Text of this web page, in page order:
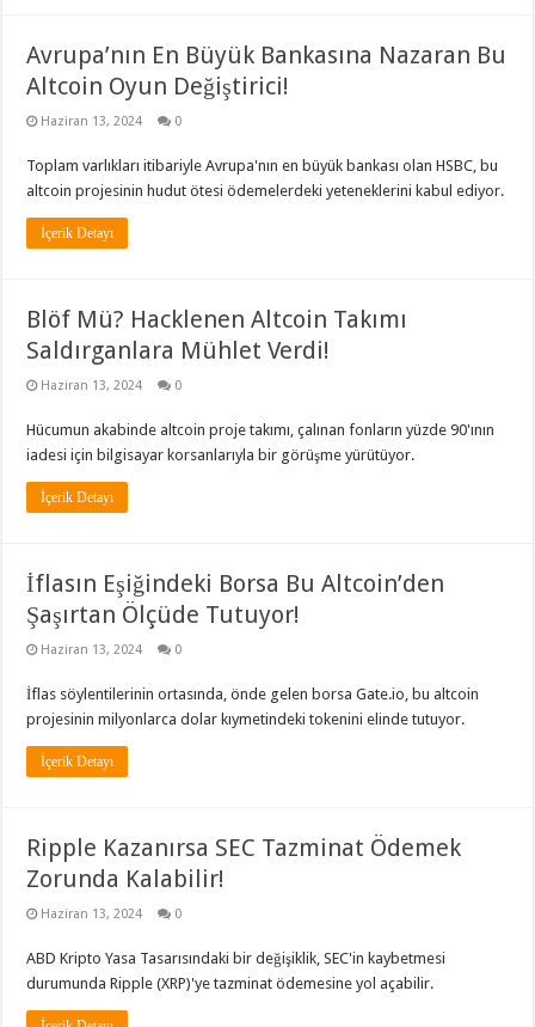
Avrupa’nın En Büyük Bankasına Nazaran Bu
Altcoin Oyun Değiştirici!
Haziran 13, 2024 0
Toplam varlıkları itibariyle Avrupa'nın en büyük bankası olan HSBC, bu
altcoin projesinin hudut ötesi ödemelerdeki yeteneklerini kabul ediyor.
İçerik Detayı
Blöf Mü? Hacklenen Altcoin Takımı
Saldırganlara Mühlet Verdi!
Haziran 13, 2024 0
Hücumun akabinde altcoin proje takımı, çalınan fonların yüzde 90'ının
iadesi için bilgisayar korsanlarıyla bir görüşme yürütüyor.
İçerik Detayı
İflasın Eşiğindeki Borsa Bu Altcoin’den
Şaşırtan Ölçüde Tutuyor!
Haziran 13, 2024 0
İflas söylentilerinin ortasında, önde gelen borsa Gate.io, bu altcoin
projesinin milyonlarca dolar kıymetindeki tokenini elinde tutuyor.
İçerik Detayı
Ripple Kazanırsa SEC Tazminat Ödemek
Zorunda Kalabilir!
Haziran 13, 2024 0
ABD Kripto Yasa Tasarısındaki bir değişiklik, SEC'in kaybetmesi
durumunda Ripple (XRP)'ye tazminat ödemesine yol açabilir.